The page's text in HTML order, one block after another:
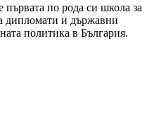
по рода си школа за
дипломати и държавни
политика в България.